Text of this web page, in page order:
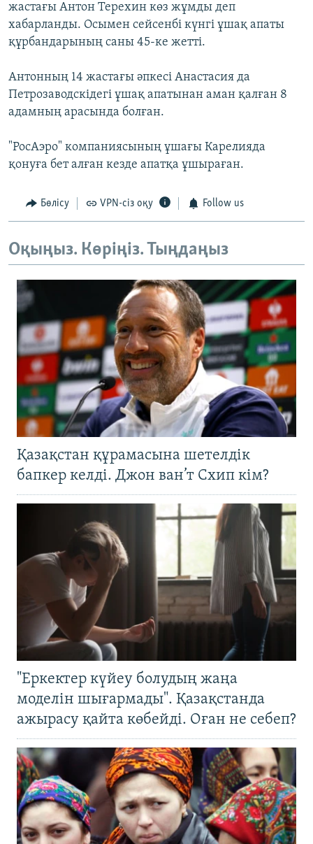
жастағы Антон Терехин көз жұмды деп
хабарланды. Осымен сейсенбі күнгі ұшақ апаты
құрбандарының саны 45-ке жетті.
Антонның 14 жастағы әпкесі Анастасия да
Петрозаводскідегі ұшақ апатынан аман қалған 8
адамның арасында болған.
"РосАэро" компаниясының ұшағы Карелияда
қонуға бет алған кезде апатқа ұшыраған.
Бөлісу VPN-сіз оқу Follow us
Оқыңыз. Көріңіз. Тыңдаңыз
Қазақстан құрамасына шетелдік
бапкер келді. Джон ван’т Схип кім?
"Еркектер күйеу болудың жаңа
моделін шығармады". Қазақстанда
ажырасу қайта көбейді. Оған не себеп?